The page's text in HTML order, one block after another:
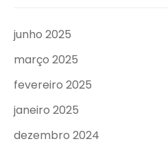
junho 2025
março 2025
fevereiro 2025
janeiro 2025
dezembro 2024